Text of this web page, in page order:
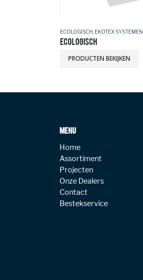
ECOLOGISCH, EKOTEX SYSTEMEN
ECOLOGISCH
PRODUCTEN BEKIJKEN
MENU
Home
Assortiment
Projecten
Onze Dealers
Contact
Bestekservice